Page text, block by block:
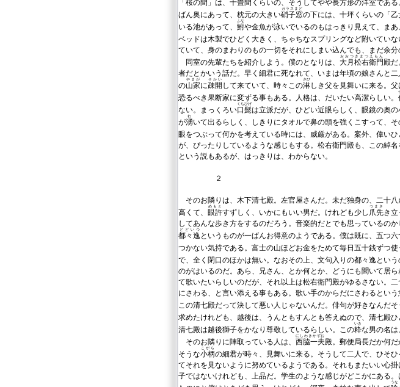
「桜の間」は、十畳間くらいの、そうしてやや長方形の洋室であ
ばん奥にあって、枕元の大きい硝子窓
ガラスまど
の下には、十坪くらいの「
いる池があって、 鮒
ふな
や金魚が泳いでいるのもはっきり見えて、ま
ベッドは木製でひどく大きく、ちゃちなスプリングなど附いてい
ていて、身のまわりのもの一切をそれにしまい込んでも、まだ余分
同室の先輩たちを紹介しよう。僕のとなりは、 大月松右衛門
おおつきまつえもん
殿だ
者だとかいう話だ。早く細君に死なれて、いまは年頃の娘さんと
の山家
やまが
に疎開
そかい
して来ていて、時々この淋
さび
しき父を見舞いに来る。
恐るべき果断家に変ずる事もある。人格は、だいたい高潔らしい。
ない。まっくろい口髭
くちひげ
は立派だが、ひどい近眼らしく、眼鏡の奥
が湧
わ
いて出るらしく、しきりにタオルで鼻の頭を強くこすって、そ
眼をつぶって何かを考えている時には、威厳がある。案外、偉いひ
が、ぴったりしているような感じもする。松右衛門殿も、この綽
という説もあるが、はっきりは、わからない。
２
そのお隣りは、木下清七殿。左官屋さんだ。未だ独身の、二十
高くて、 眼許
めもと
すずしく、いかにもいい男だ。けれども少し 爪先
つまさ
き立
してあんな歩き方をするのだろう。音楽的だとでも思っているの
都々逸
どどいつ
というものが一ばんお得意のようである。僕は既に、五つ
つかない気持である。富士の山ほどお金をためて毎日五十銭ずつ使
で、全く閉口のほかは無い。なおその上、文句入りの都々逸とい
のがはいるのだ。あら、兄さん、とか何とか、どうにも聞いて居
て歌いたいらしいのだが、それ以上は松右衛門殿がゆるさない。
にさわる、と言い添える事もある。歌い手のからだにさわるとい
この清七殿だって決して悪い人じゃないんだ。俳句が好きなんだ
求めたけれども、越後は、うんともすんとも答えぬので、清七殿
清七殿は越後獅子をかなり尊敬しているらしい。この粋
いき
な男の名は
そのお隣りに陣取っている人は、 西脇一夫
にしわきかずお
殿。郵便局長だか何
そうな小柄
こがら
の細君が時々、見舞いに来る。そうして二人で、ひそ
てそれを見ないように努めているようである。それもまたいい心
子ではないけれども、上品だ。学生のような感じがどこかにある
うな